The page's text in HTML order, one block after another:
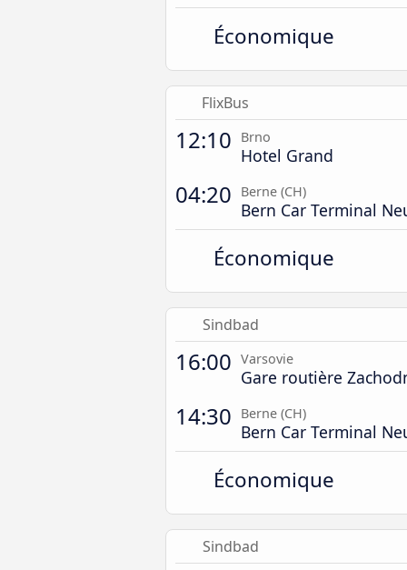
Économique
FlixBus
12:10 Brno
Hotel Grand
04:20 Berne (CH)
Bern Car Terminal
Économique
Sindbad
16:00 Varsovie
Gare routière
14:30 Berne (CH)
Bern Car Terminal
Économique
Sindbad